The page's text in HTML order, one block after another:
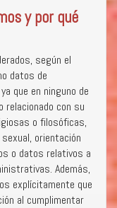
y por qué
según el
datos de
que en ninguno de
con su
o filosóficas,
orientación
o datos relativos a
Además,
explícitamente que
al cumplimentar